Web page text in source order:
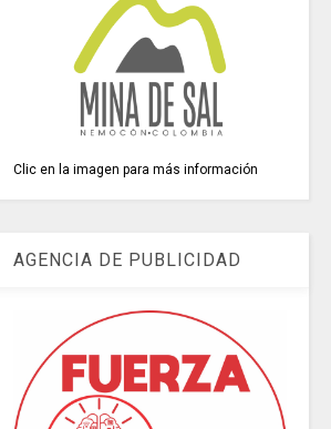
Clic en la imagen para más información
AGENCIA DE PUBLICIDAD